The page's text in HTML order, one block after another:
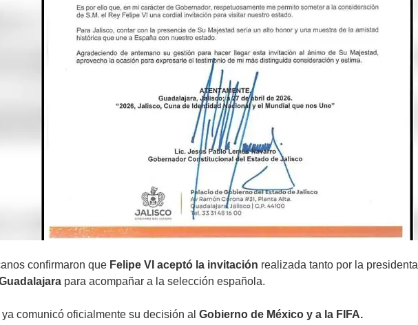
confirmaron que Felipe VI aceptó la invitación realizada tanto por la presidenta
para acompañar a la selección española.
comunicó oficialmente su decisión al Gobierno de México y a la FIFA.